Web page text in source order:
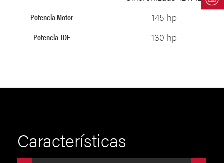
145 hp​
130 hp​
Características